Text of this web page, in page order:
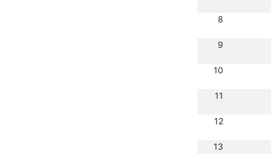
8
9
10
11
12
13